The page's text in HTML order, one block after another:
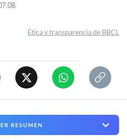
Ética y transparencia de BBCL
RESUMEN